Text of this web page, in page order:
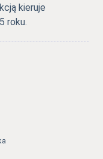
kieruje
roku.